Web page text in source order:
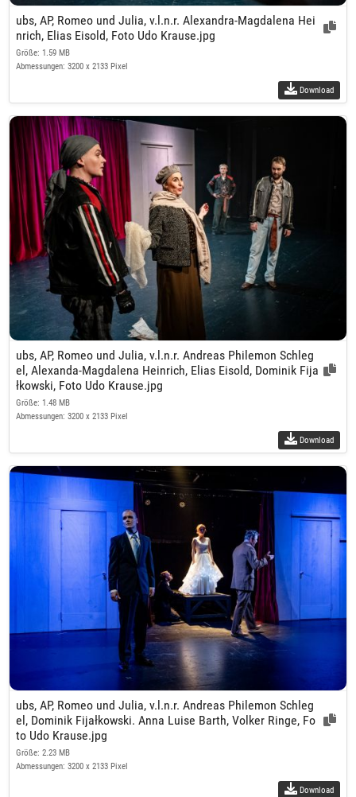
ubs, AP, Romeo und Julia, v.l.n.r. Alexandra-Magdalena Hei
nrich, Elias Eisold, Foto Udo Krause.jpg
Größe: 1.59 MB
Abmessungen: 3200 x 2133 Pixel
Download
ubs, AP, Romeo und Julia, v.l.n.r. Andreas Philemon Schleg
el, Alexanda-Magdalena Heinrich, Elias Eisold, Dominik Fija
łkowski, Foto Udo Krause.jpg
Größe: 1.48 MB
Abmessungen: 3200 x 2133 Pixel
Download
ubs, AP, Romeo und Julia, v.l.n.r. Andreas Philemon Schleg
el, Dominik Fijałkowski. Anna Luise Barth, Volker Ringe, Fo
to Udo Krause.jpg
Größe: 2.23 MB
Abmessungen: 3200 x 2133 Pixel
Download